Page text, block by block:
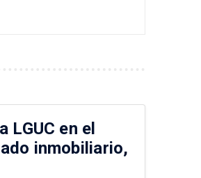
en el
inmobiliario,